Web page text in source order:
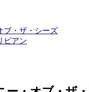
ブ・ザ・シーズ
ビアン